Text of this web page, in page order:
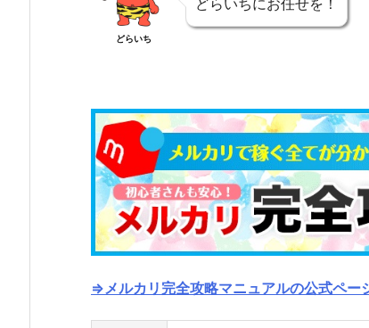
どらいち
どらいちにお任せを！
⇒メルカリ完全攻略マニュアルの公式ペー